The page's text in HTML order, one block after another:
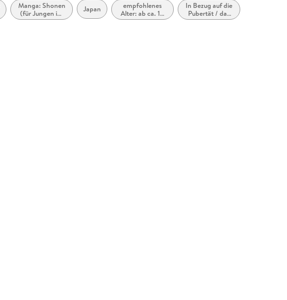
Manga: Shonen
(für Jungen im
Teenageralter)
Japan
empfohlenes
Alter: ab ca. 10
Jahre
In Bezug auf die
Pubertät / das
Teenageralter